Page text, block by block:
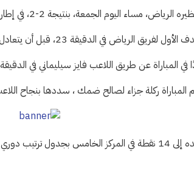
2-2، في إطار منافسات الجولة التاسعة بدوري روشن السعودي للمحترفين.
23، قبل أن يتعادل ضمك عن طريق حبيب ديالو في الدقيقة 43.
عن طريق اللاعب فايز سيليماني في الدقيقة 68.